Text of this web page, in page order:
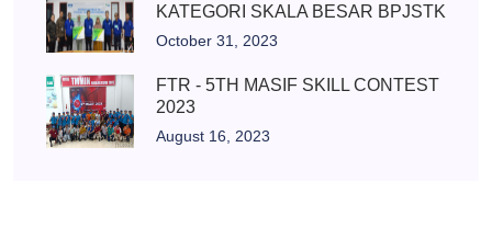
KATEGORI SKALA BESAR BPJSTK
October 31, 2023
FTR - 5TH MASIF SKILL CONTEST
2023
August 16, 2023